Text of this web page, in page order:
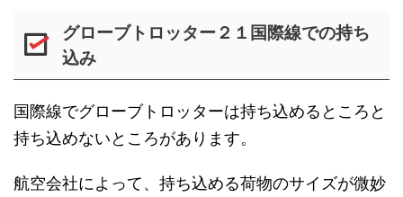
グローブトロッター２１国際線での持ち
込み
国際線でグローブトロッターは持ち込めるところと
持ち込めないところがあります。
航空会社によって、持ち込める荷物のサイズが微妙